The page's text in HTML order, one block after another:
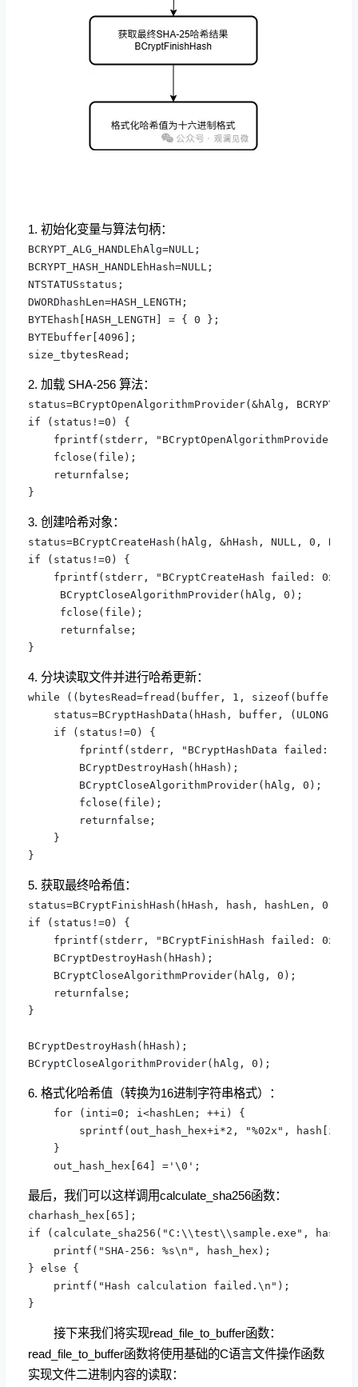
1. 初始化变量与算法句柄：
BCRYPT_ALG_HANDLEhAlg=NULL;
BCRYPT_HASH_HANDLEhHash=NULL;
NTSTATUSstatus;
DWORDhashLen=HASH_LENGTH;
BYTEhash[HASH_LENGTH] = { 0 };
BYTEbuffer[4096];
size_tbytesRead;
2. 加载 SHA-256 算法：
status=BCryptOpenAlgorithmProvider(&hAlg,
if (status!=0) {
fprintf(stderr, "BCryptOpenAlgorithmProvider
fclose(file);
returnfalse;
}
3. 创建哈希对象：
status=BCryptCreateHash(hAlg, &hHash, NULL, 0,
if (status!=0) {
fprintf(stderr, "BCryptCreateHash failed:
BCryptCloseAlgorithmProvider(hAlg, 0);
fclose(file);
returnfalse;
}
4. 分块读取文件并进行哈希更新：
while ((bytesRead=fread(buffer, 1, sizeof(buffer),
status=BCryptHashData(hHash, buffer,
if (status!=0) {
fprintf(stderr, "BCryptHashData failed:
BCryptDestroyHash(hHash);
BCryptCloseAlgorithmProvider(hAlg, 0);
fclose(file);
returnfalse;
}
}
5. 获取最终哈希值：
status=BCryptFinishHash(hHash, hash, hashLen, 0);
if (status!=0) {
fprintf(stderr, "BCryptFinishHash failed:
BCryptDestroyHash(hHash);
BCryptCloseAlgorithmProvider(hAlg, 0);
returnfalse;
}
BCryptDestroyHash(hHash);
BCryptCloseAlgorithmProvider(hAlg, 0);
6. 格式化哈希值（转换为16进制字符串格式）：
for (inti=0; i<hashLen; ++i) {
sprintf(out_hash_hex+i*2, "%02x", hash[i]);
}
out_hash_hex[64] ='\0';
最后，我们可以这样调用calculate_sha256函数：
charhash_hex[65];
if (calculate_sha256("C:\\test\\sample.exe",
printf("SHA-256: %s\n", hash_hex);
} else {
printf("Hash calculation failed.\n");
}
接下来我们将实现read_file_to_buffer函数：
read_file_to_buffer函数将使用基础的C语言文件操作函数
实现文件二进制内容的读取：